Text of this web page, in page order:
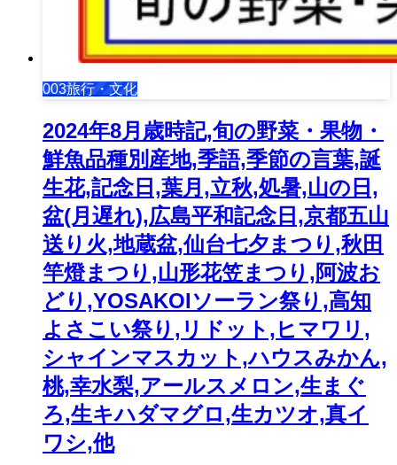
003旅行・文化
2024年8月歳時記,旬の野菜・果物・
鮮魚品種別産地,季語,季節の言葉,誕
生花,記念日,葉月,立秋,処暑,山の日,
盆(月遅れ),広島平和記念日,京都五山
送り火,地蔵盆,仙台七夕まつり,秋田
竿燈まつり,山形花笠まつり,阿波お
どり,YOSAKOIソーラン祭り,高知
よさこい祭り,リドット,ヒマワリ,
シャインマスカット,ハウスみかん,
桃,幸水梨,アールスメロン,生まぐ
ろ,生キハダマグロ,生カツオ,真イ
ワシ,他